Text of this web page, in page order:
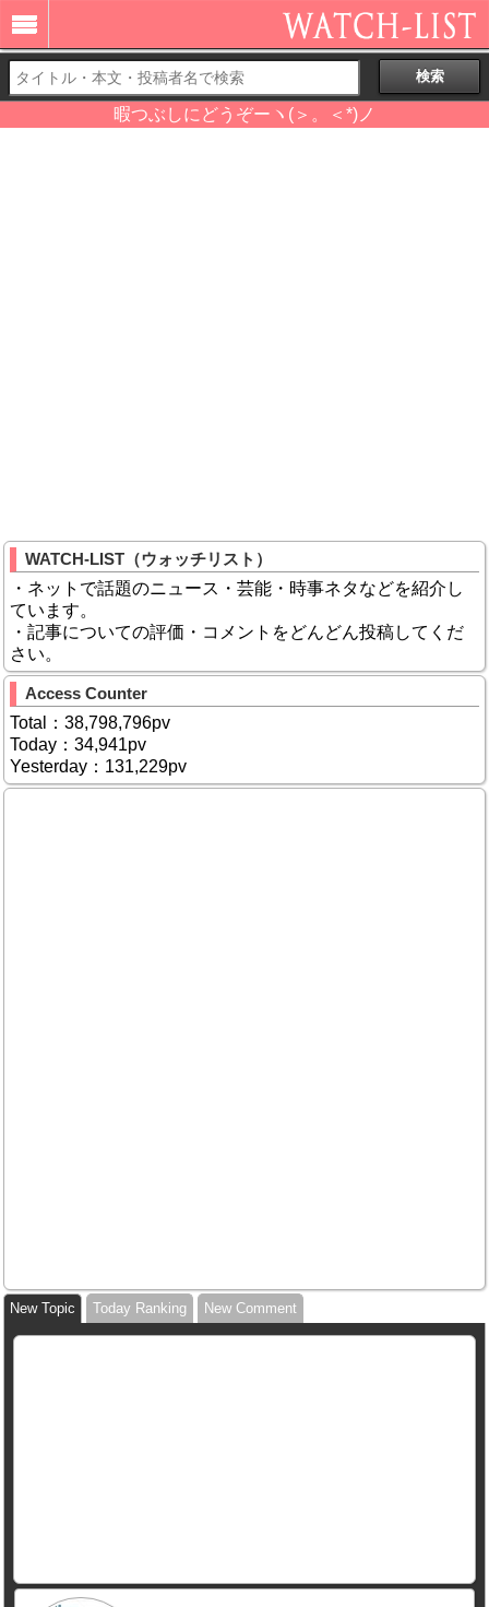
暇つぶしにどうぞーヽ(＞。＜*)ノ
WATCH-LIST（ウォッチリスト）
・ネットで話題のニュース・芸能・時事ネタなどを紹介し
ています。
・記事についての評価・コメントをどんどん投稿してくだ
さい。
Access Counter
Total：38,798,796pv
Today：34,941pv
Yesterday：131,229pv
New Topic Today Ranking New Comment